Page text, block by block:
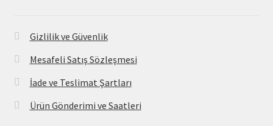
Gizlilik ve Güvenlik
Mesafeli Satış Sözleşmesi
İade ve Teslimat Şartları
Ürün Gönderimi ve Saatleri